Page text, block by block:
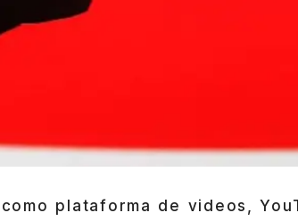
plataforma de videos,